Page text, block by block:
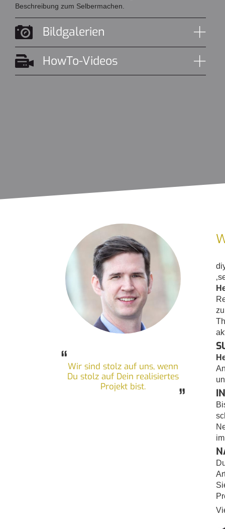
Beschreibung zum Selbermachen.
Bildgalerien
HowTo-Videos
“Wir sind stolz auf uns, wenn
Du stolz auf Dein realisiertes
Projekt bist.
”